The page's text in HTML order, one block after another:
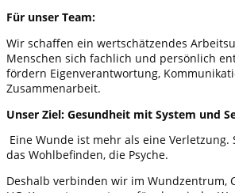
Für unser Team:
Wir schaffen ein wertschätzendes
Menschen sich fachlich und persönlich
fördern Eigenverantwortung,
Zusammenarbeit.
Unser Ziel: Gesundheit mit System und
Eine Wunde ist mehr als eine
das Wohlbefinden, die Psyche.
Deshalb verbinden wir im Wundzentrum,